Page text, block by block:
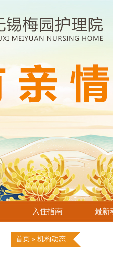
入住指南 最新
首页 » 机构动态